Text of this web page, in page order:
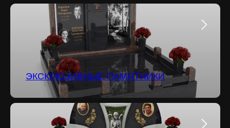
ЭКСКЛЮЗИВНЫЕ ПАМЯТНИКИ